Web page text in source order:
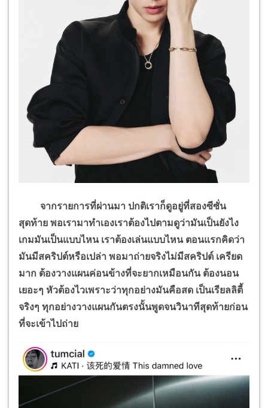
จากรายการที่ผ่านมา ปกติเราก็ดูอยู่ที่สองซีซั่น
สุดท้าย พอเรามาทำเองเราต้องไปตามดูว่ามันเป็นยังไง
เกมมันเป็นแบบไหน เราต้องเล่นแบบไหน ตอนแรกคิดว่า
มันมีสคริปต์หรือเปล่า พอมาถ่ายจริงไม่มีสคริปต์ เครียด
มาก ต้องวางแผนค่อนข้างที่จะยากเหมือนกัน ต้องนอน
เยอะๆ หัวต้องไวเพราะว่าทุกอย่างมันคือสด เป็นเรียลลิตี้
จริงๆ ทุกอย่างวางแผนกันตรงนั้นพูดจนวินาทีสุดท้ายก่อน
ที่จะเข้าไปถ่าย